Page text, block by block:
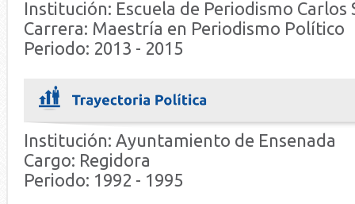
Institución: Escuela de Periodismo Carlos
Carrera: Maestría en Periodismo Político
Periodo: 2013 - 2015
Institución: Ayuntamiento de Ensenada
Cargo: Regidora
Periodo: 1992 - 1995